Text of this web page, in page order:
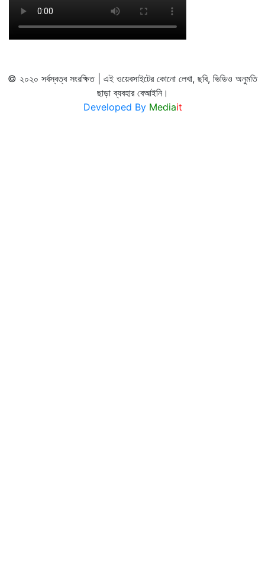
© ২০২০ সর্বস্বত্ব সংরক্ষিত | এই ওয়েবসাইটের কোনো লেখা, ছবি, ভিডিও অনুমতি
ছাড়া ব্যবহার বেআইনি।
Developed By Mediait